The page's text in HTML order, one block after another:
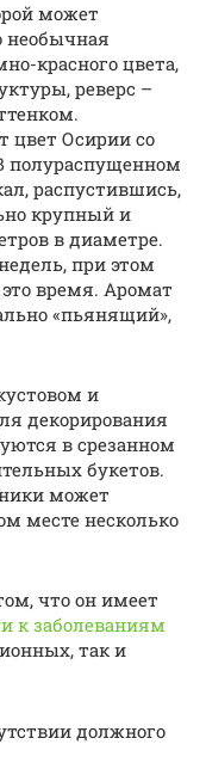
может
необычная
красного цвета,
реверс –
цвет Осирии со
полураспущенном
распустившись,
крупный и
в диаметре.
при этом
это время. Аромат
«пьянящий»,
и
декорирования
в срезанном
букетов.
может
месте несколько
что он имеет
к заболеваниям
так и
должного